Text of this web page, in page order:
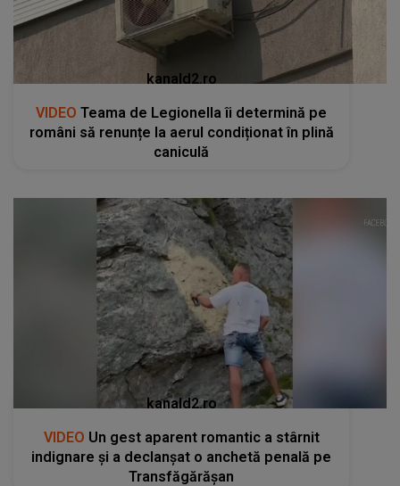
kanald2.ro
VIDEO Teama de Legionella îi determină pe
români să renunțe la aerul condiționat în plină
caniculă
kanald2.ro
VIDEO Un gest aparent romantic a stârnit
indignare și a declanșat o anchetă penală pe
Transfăgărășan